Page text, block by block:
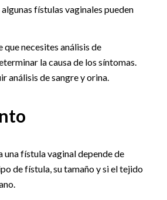
fístulas vaginales pueden
que necesites análisis de
la causa de los síntomas.
análisis de sangre y orina.
una fístula vaginal depende de
de fístula, su tamaño y si el tejido